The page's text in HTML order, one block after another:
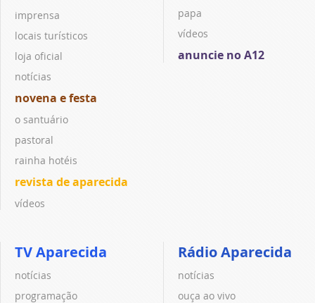
imprensa
locais turísticos
loja oficial
notícias
novena e festa
o santuário
pastoral
rainha hotéis
revista de aparecida
vídeos
papa
vídeos
anuncie no A12
TV Aparecida
notícias
programação
Rádio Aparecida
notícias
ouça ao vivo